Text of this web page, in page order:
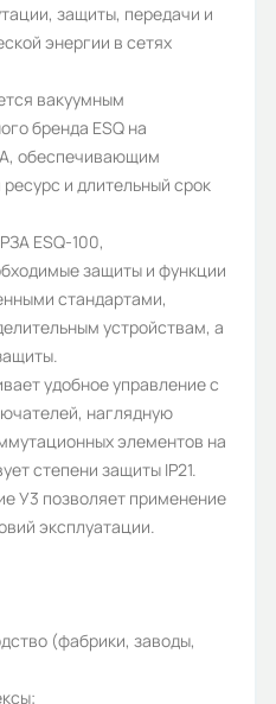
кВ
защиты, передачи и
энергии в сетях
вакуумным
бренда ESQ на
обеспечивающим
и длительный срок
ESQ-100,
защиты и функции
стандартами,
устройствам, а
удобное управление с
наглядную
элементов на
степени защиты IP21.
У3 позволяет применение
эксплуатации.
(фабрики, заводы,